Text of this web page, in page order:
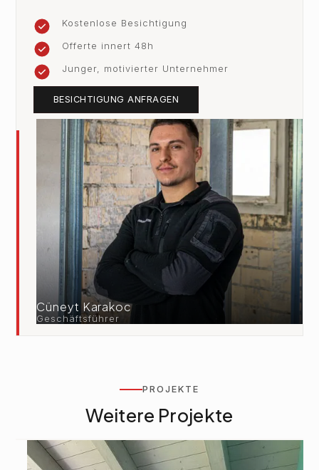
Kostenlose Besichtigung
Offerte innert 48h
Junger, motivierter Unternehmer
BESICHTIGUNG ANFRAGEN
Cüneyt Karakoc
Geschäftsführer
PROJEKTE
Weitere Projekte